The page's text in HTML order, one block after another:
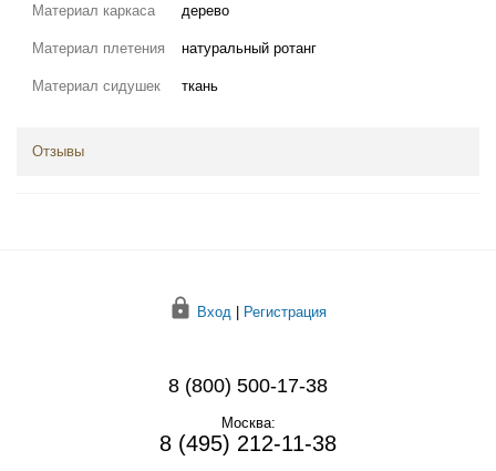
Материал каркаса дерево
Материал плетения натуральный ротанг
Материал сидушек ткань
Отзывы
Вход | Регистрация
8 (800) 500-17-38
Москва:
8 (495) 212-11-38